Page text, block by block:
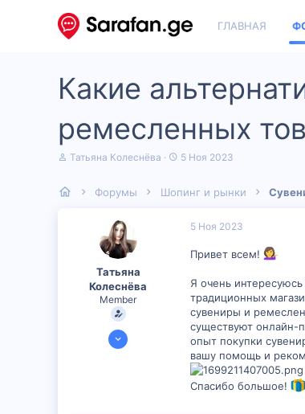
ГЛАВНАЯ
Какие
ремесленных
А
о
Татьяна Колеснёва
Д
а
5 Ноя 2023
Форумы Шопинг и рынки
Татьяна
Колеснёва
Member
19 Окт 2023
5 Ноя 2023
Привет всем!
Я очень
традиционных
сувениры и
существуют онлайн-
опыт покупки
вашу помощь и
Спасибо большое!